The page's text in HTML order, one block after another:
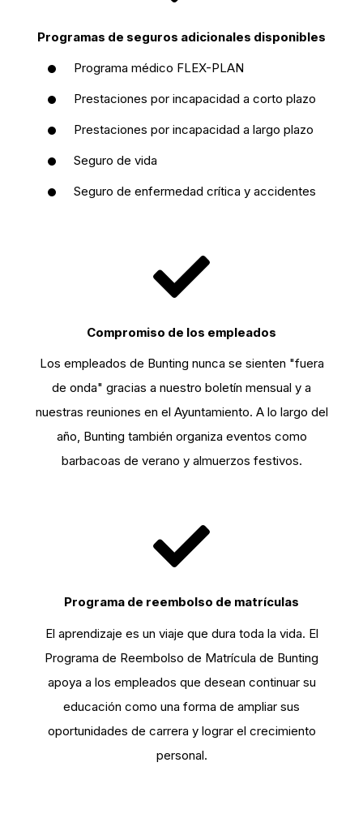
Programas de seguros adicionales disponibles
Programa médico FLEX-PLAN
Prestaciones por incapacidad a corto plazo
Prestaciones por incapacidad a largo plazo
Seguro de vida
Seguro de enfermedad crítica y accidentes
Compromiso de los empleados
Los empleados de Bunting nunca se sienten "fuera
de onda" gracias a nuestro boletín mensual y a
nuestras reuniones en el Ayuntamiento. A lo largo del
año, Bunting también organiza eventos como
barbacoas de verano y almuerzos festivos.
Programa de reembolso de matrículas
El aprendizaje es un viaje que dura toda la vida. El
Programa de Reembolso de Matrícula de Bunting
apoya a los empleados que desean continuar su
educación como una forma de ampliar sus
oportunidades de carrera y lograr el crecimiento
personal.